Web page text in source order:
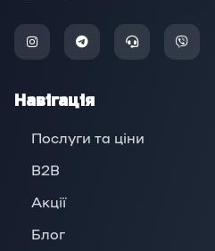
Навігація
Послуги та ціни
B2B
Акції
Блог